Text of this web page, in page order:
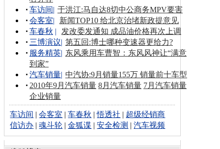
车访间| 于洪江:马自达8切中公商务MPV要害
会客室|
新闻TOP10 给北京治堵新政提意见
车春秋 |
发改委发通知 成品油价格再次上调
三博演议| 第五回:博士哪种变速器更给力?
服务精英| 东风乘用车曹智：东风风神让“满意
到家”
汽车销量| 中汽协:9月销量155万 销量前十车型
2010年9月汽车销量 8月汽车销量 7月汽车销量
企业销量
车访间 |会客室 |车春秋 |悟透社 | 超级经销商
信访办 |魂斗轮 |金狐谍 |安全检测 |汽车视频